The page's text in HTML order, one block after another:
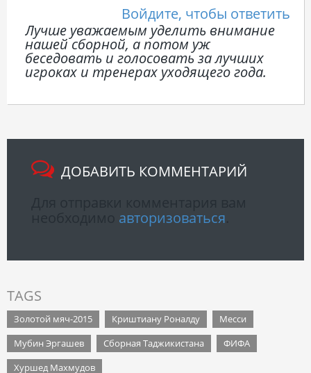
Войдите, чтобы ответить
Лучше уважаемым уделить внимание
нашей сборной, а потом уж
беседовать и голосовать за лучших
игроках и тренерах уходящего года.
ДОБАВИТЬ КОММЕНТАРИЙ
авторизоваться
TAGS
Золотой мяч-2015 Криштиану Роналду
Месси
Мубин Эргашев
Сборная Таджикистана
ФИФА
Хуршед Махмудов